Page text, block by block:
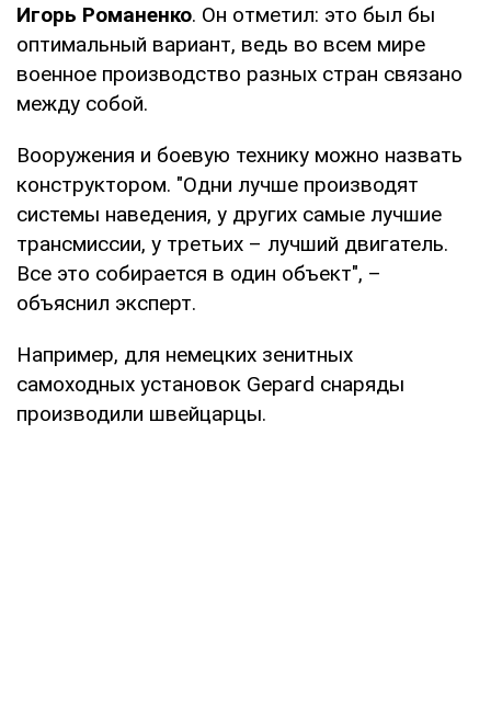
Игорь Романенко. Он отметил: это был бы
оптимальный вариант, ведь во всем мире
военное производство разных стран связано
между собой.
Вооружения и боевую технику можно назвать
конструктором. "Одни лучше производят
системы наведения, у других самые лучшие
трансмиссии, у третьих – лучший двигатель.
Все это собирается в один объект", –
объяснил эксперт.
Например, для немецких зенитных
самоходных установок Gepard снаряды
производили швейцарцы.